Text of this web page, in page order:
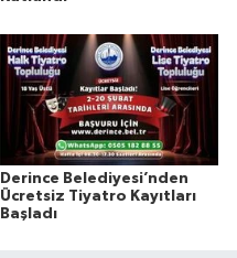
Derince Belediyesi’nden
Ücretsiz Tiyatro Kayıtları
Başladı